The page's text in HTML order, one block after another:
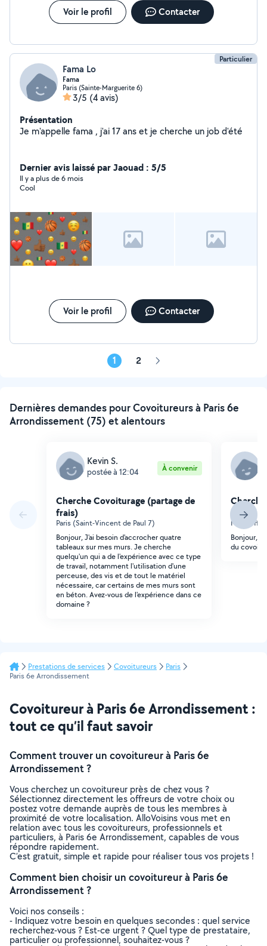
Voir le profil Contacter
Particulier
Fama Lo
Fama
Paris (Sainte-Marguerite 6)
3/5 (4 avis)
Présentation
Je m'appelle fama , j'ai 17 ans et je cherche un job d'été
Dernier avis laissé par Jaouad : 5/5
Il y a plus de 6 mois
Cool
Voir le profil Contacter
1 2 Page
Dernières demandes pour Covoitureurs à Paris 6e
Arrondissement (75) et alentours
Kevin S.
postée à 12:04 À convenir
Cherche Covoiturage (partage de
frais)
Paris (Saint-Vincent de Paul 7)
Bonjour, J'ai besoin d'accrocher quatre
tableaux sur mes murs. Je cherche
quelqu'un qui a de l'expérience avec ce type
de travail, notamment l'utilisation d'une
perceuse, des vis et de tout le matériel
nécessaire, car certains de mes murs sont
en béton. Avez-vous de l'expérience dans ce
domaine ?
frais)
Malakoff
Bonjour,
du
Prestations de services Covoitureurs
Paris
Paris 6e Arrondissement
Covoitureur à Paris 6e Arrondissement :
tout ce qu’il faut savoir
Comment trouver un covoitureur à Paris 6e
Arrondissement ?
Vous cherchez un covoitureur près de chez vous ?
Sélectionnez directement les offreurs de votre choix ou
postez votre demande auprès de tous les membres à
proximité de votre localisation. AlloVoisins vous met en
relation avec tous les covoitureurs, professionnels et
particuliers, à Paris 6e Arrondissement, capables de vous
répondre rapidement.
C’est gratuit, simple et rapide pour réaliser tous vos projets !
Comment bien choisir un covoitureur à Paris 6e
Arrondissement ?
Voici nos conseils :
- Indiquez votre besoin en quelques secondes : quel service
recherchez-vous ? Est-ce urgent ? Quel type de prestataire,
particulier ou professionnel, souhaitez-vous ?